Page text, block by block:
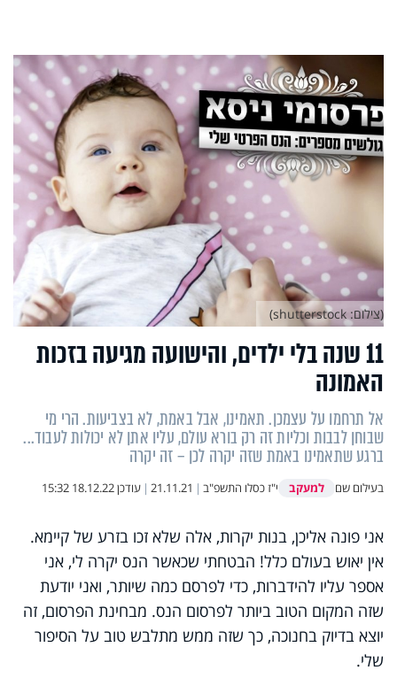
11 שנה בלי ילדים, והישועה מגיעה בזכות
האמונה
אל תרחמו על עצמכן. תאמינו, אבל באמת, לא בצביעות. הרי מי
שבוחן לבבות וכליות זה רק בורא עולם, עליו אתן לא יכולות לעבוד...
ברגע שתאמינו באמת שזה יקרה לכן – זה יקרה
בעילום שם למעקב י"ז כסלו התשפ"ב |
21.11.21
| עודכן18.12.22 15:32
(צילום: shutterstock)
אני פונה אליכן, בנות יקרות, אלה שלא זכו בזרע של קיימא.
אין יאוש בעולם כלל! הבטחתי שכאשר הנס יקרה לי, אני
אספר עליו להידברות, כדי לפרסם כמה שיותר, ואני יודעת
שזה המקום הטוב ביותר לפרסום הנס. מבחינת הפרסום, זה
יוצא בדיוק בחנוכה, כך שזה ממש מתלבש טוב על הסיפור
שלי.